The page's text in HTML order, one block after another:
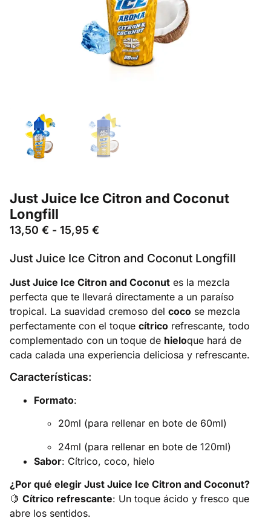
Just Juice Ice Citron and Coconut
Longfill
13,50 € - 15,95 €
Just Juice Ice Citron and Coconut Longfill
Just Juice Ice Citron and Coconut es la mezcla
perfecta que te llevará directamente a un paraíso
tropical. La suavidad cremoso del coco se mezcla
perfectamente con el toque cítrico refrescante, todo
complementado con un toque de hieloque hará de
cada calada una experiencia deliciosa y refrescante.
Características:
Formato:
20ml (para rellenar en bote de 60ml)
24ml (para rellenar en bote de 120ml)
Sabor: Cítrico, coco, hielo
¿Por qué elegir Just Juice Ice Citron and Coconut?
🍋 Cítrico refrescante: Un toque ácido y fresco que
abre los sentidos.